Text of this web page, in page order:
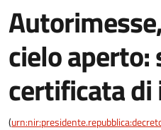
cielo aperto:
certificata
(